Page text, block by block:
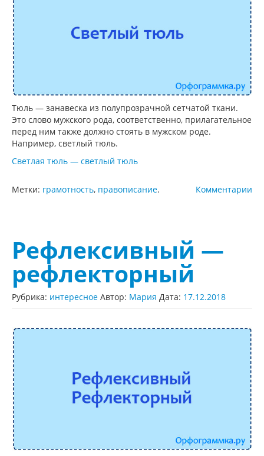
Тюль — занавеска из полупрозрачной сетчатой ткани.
Это слово мужского рода, соответственно, прилагательное
перед ним также должно стоять в мужском роде.
Например, светлый тюль.
Светлая тюль — светлый тюль
Комментарии
Метки: грамотность, правописание.
Рефлексивный —
рефлекторный
Рубрика: интересное Автор: Мария Дата: 17.12.2018